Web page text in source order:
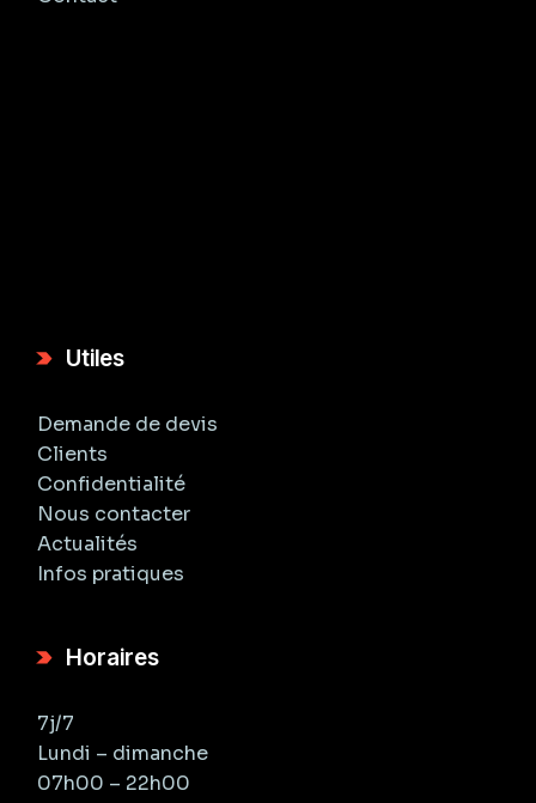
Utiles
Demande de devis
Clients
Confidentialité
Nous contacter
Actualités
Infos pratiques
Horaires
7j/7
Lundi – dimanche
07h00 – 22h00